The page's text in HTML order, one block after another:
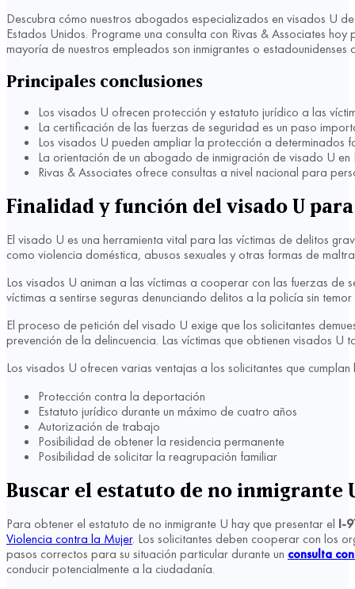
Descubra cómo nuestros abogados especializados en visados U
Estados Unidos. Programe una consulta con Rivas & Associates
mayoría de nuestros empleados son inmigrantes o
Principales conclusiones
Los visados U ofrecen protección y estatuto jurídico a las
La certificación de las fuerzas de seguridad es un paso
Los visados U pueden ampliar la protección a
La orientación de un abogado de inmigración de visado U
Rivas & Associates ofrece consultas a nivel nacional para
Finalidad y función del visado U
El visado U es una herramienta vital para las víctimas de delitos
como violencia doméstica, abusos sexuales y otras formas de
Los visados U animan a las víctimas a cooperar con las fuerzas
víctimas a sentirse seguras denunciando delitos a la policía sin
El proceso de petición del visado U exige que los solicitantes
prevención de la delincuencia. Las víctimas que obtienen visados
Los visados U ofrecen varias ventajas a los solicitantes que cumplan
Protección contra la deportación
Estatuto jurídico durante un máximo de cuatro años
Autorización de trabajo
Posibilidad de obtener la residencia permanente
Posibilidad de solicitar la reagrupación familiar
Buscar el estatuto de no inmigrante
Para obtener el estatuto de no inmigrante U hay que presentar el I-
Violencia contra la Mujer. Los solicitantes deben cooperar con los
pasos correctos para su situación particular durante un consulta
conducir potencialmente a la ciudadanía.